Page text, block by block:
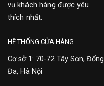
vụ khách hàng được yêu
thích nhất.
HỆ THỐNG CỬA HÀNG
Cơ sở 1: 70-72 Tây Sơn, Đống
Đa, Hà Nội